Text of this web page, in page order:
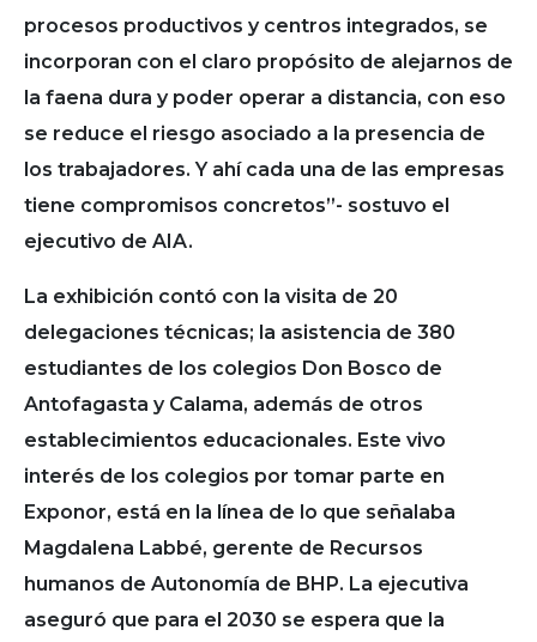
procesos productivos y centros integrados, se
incorporan con el claro propósito de alejarnos de
la faena dura y poder operar a distancia, con eso
se reduce el riesgo asociado a la presencia de
los trabajadores. Y ahí cada una de las empresas
tiene compromisos concretos”- sostuvo el
ejecutivo de AIA.
La exhibición contó con la visita de 20
delegaciones técnicas; la asistencia de 380
estudiantes de los colegios Don Bosco de
Antofagasta y Calama, además de otros
establecimientos educacionales. Este vivo
interés de los colegios por tomar parte en
Exponor, está en la línea de lo que señalaba
Magdalena Labbé, gerente de Recursos
humanos de Autonomía de BHP. La ejecutiva
aseguró que para el 2030 se espera que la